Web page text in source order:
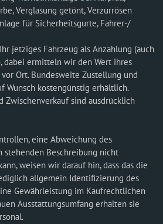
Verglasung getönt, Verzurrösen
für Sicherheitsgurte, Fahrer-/
jetziges Fahrzeug als Anzahlung (auch
dabei ermitteln wir den Wert ihres
Ort. Bundesweite Zustellung und
Wunsch kostengünstig erhältlich.
Zwischenverkauf sind ausdrücklich
eine Abweichung des
stehenden Beschreibung nicht
weisen wir darauf hin, dass das die
allgemein Identifizierung des
Gewährleistung im Kaufrechtlichen
Ausstattungsumfang erhalten sie